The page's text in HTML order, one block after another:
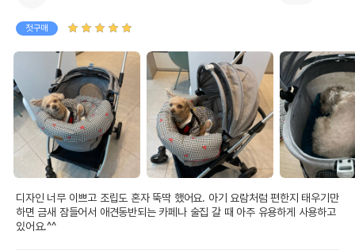
첫구매
디자인 너무 이쁘고 조립도 혼자 뚝딱 했어요. 아기 요람처럼 편한지 태우기만
하면 금새 잠들어서 애견동반되는 카페나 술집 갈 때 아주 유용하게 사용하고
있어요.^^